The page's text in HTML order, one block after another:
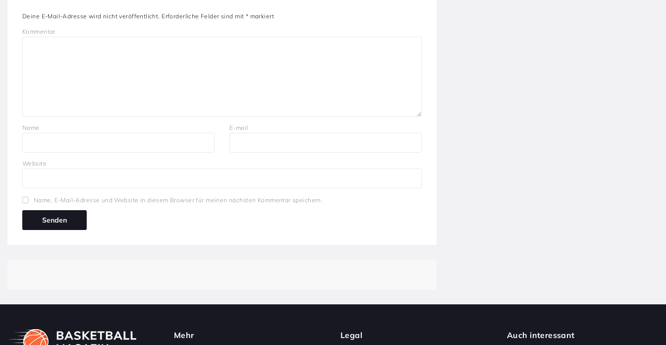
Deine E-Mail-Adresse wird nicht veröffentlicht. Erforderliche Felder sind mit * markiert
Kommentar
Name E-mail
Website
Name, E-Mail-Adresse und Website in diesem Browser für meinen nächsten Kommentar speichern.
Mehr Legal Auch interessant